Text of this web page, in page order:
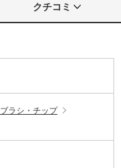
クチコミ
ブラシ・チップ